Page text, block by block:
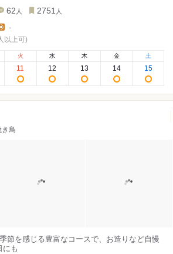
62 人 2751 人
-
以上可)
火
11
水
12
木
13
金
14
土
15
き鳥
節を感じる豊富なコースで、お造りなど自慢
も